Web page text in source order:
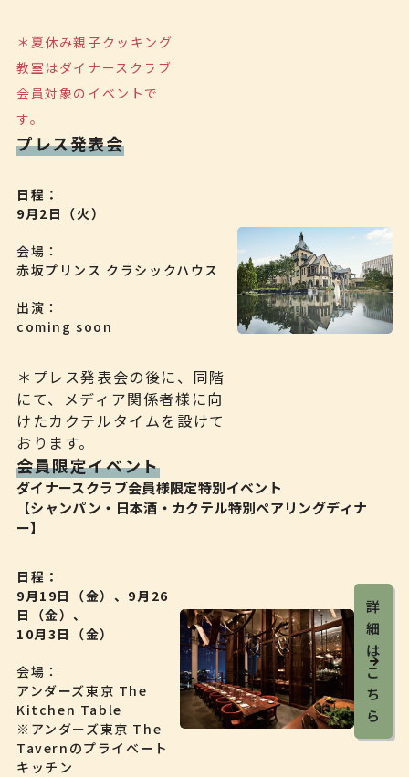
＊夏休み親子クッキング
教室はダイナースクラブ
会員対象のイベントで
す。
プレス発表会
日程
9月2日（火）
会場
赤坂プリンス クラシックハウス
出演
coming soon
＊プレス発表会の後に、同階
にて、メディア関係者様に向
けたカクテルタイムを設けて
おります。
会員限定イベント
ダイナースクラブ会員様限定特別イベント
【シャンパン・日本酒・カクテル特別ペアリングディナ
ー】
日程
9月19日（金）、9月26
日（金）、
10月3日（金）
会場
アンダーズ東京 The
Kitchen Table
※アンダーズ東京 The
Tavernのプライベート
キッチン
詳
細
は
こ
ち
ら